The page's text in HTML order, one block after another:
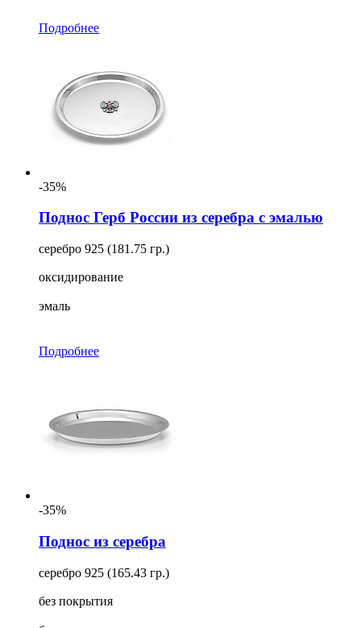
Подробнее
-35%
Поднос Герб России из серебра с эмалью
серебро 925 (181.75 гр.)
оксидирование
эмаль
Подробнее
-35%
Поднос из серебра
серебро 925 (165.43 гр.)
без покрытия